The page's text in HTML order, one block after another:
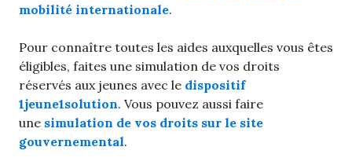
mobilité internationale.
Pour connaître toutes les aides auxquelles vous êtes
éligibles, faites une simulation de vos droits
réservés aux jeunes avec le dispositif
1jeune1solution. Vous pouvez aussi faire
une simulation de vos droits sur le site
gouvernemental.